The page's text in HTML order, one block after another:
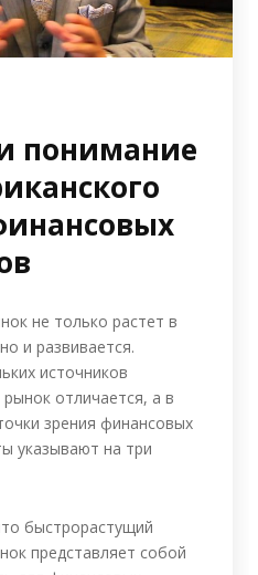
понимание
не только растет в
и развивается.
источников
отличается, а в
зрения финансовых
указывают на три
быстрорастущий
представляет собой